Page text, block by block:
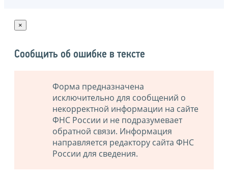
×
Сообщить об ошибке в тексте
Форма предназначена
исключительно для сообщений о
некорректной информации на сайте
ФНС России и не подразумевает
обратной связи. Информация
направляется редактору сайта ФНС
России для сведения.